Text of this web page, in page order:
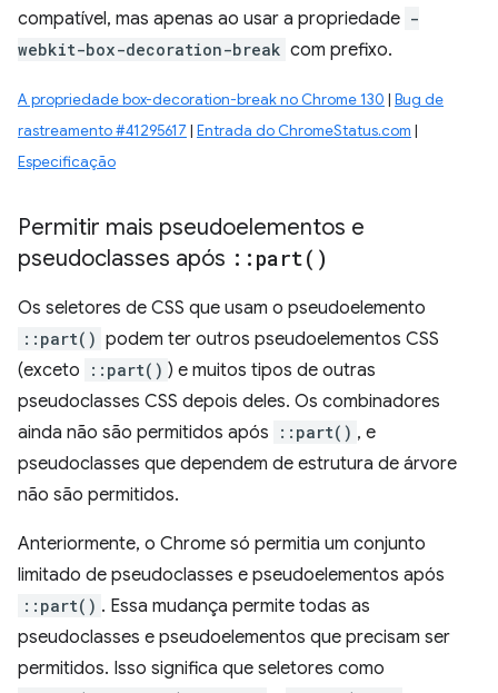
compatível, mas apenas ao usar a propriedade -
webkit-box-decoration-break com prefixo.
A propriedade box-decoration-break no Chrome 130 | Bug de
rastreamento #41295617 | Entrada do ChromeStatus.com |
Especificação
Permitir mais pseudoelementos e
pseudoclasses após :: part( )
Os seletores de CSS que usam o pseudoelemento
::part() podem ter outros pseudoelementos CSS
(exceto
::part() ) e muitos tipos de outras
pseudoclasses CSS depois deles. Os combinadores
ainda não são permitidos após
::part() , e
pseudoclasses que dependem de estrutura de árvore
não são permitidos.
Anteriormente, o Chrome só permitia um conjunto
limitado de pseudoclasses e pseudoelementos após
::part() . Essa mudança permite todas as
pseudoclasses e pseudoelementos que precisam ser
permitidos. Isso significa que seletores como